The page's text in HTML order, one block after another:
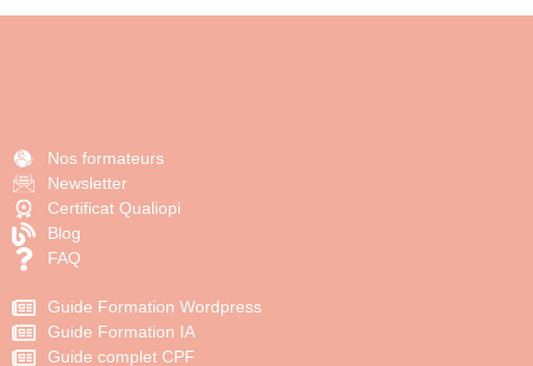
Nos formateurs
Newsletter
Certificat Qualiopi
Blog
FAQ
Guide Formation Wordpress
Guide Formation IA
Guide complet CPF